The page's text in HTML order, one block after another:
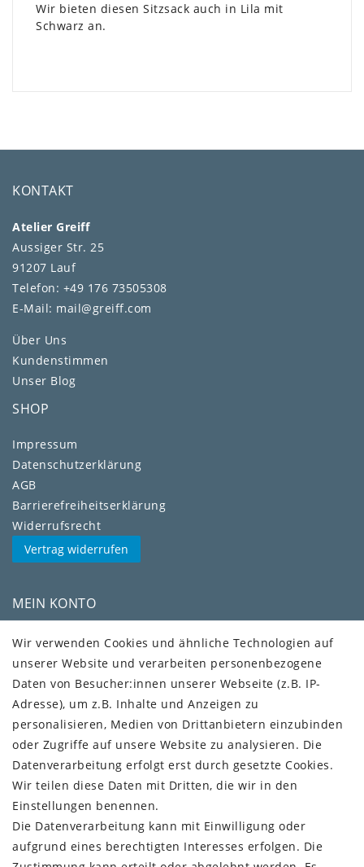
Wir bieten diesen Sitzsack auch in Lila mit
Schwarz an.
KONTAKT
Atelier Greiff
Aussiger Str. 25
91207 Lauf
Telefon: +49 176 73505308
E-Mail: mail@greiff.com
Über Uns
Kundenstimmen
Unser Blog
SHOP
Impressum
Daten­schutz­erklärung
AGB
Barrierefreiheitserklärung
Widerrufs­recht
Vertrag widerrufen
MEIN KONTO
Kundenkonto
VERSAND + SERVICE
Versandinformationen
Rückgabeinformationen
Zahlungsinformationen
Vorkasse (3% Rabatt)
Paypal
Wir verwenden Cookies und ähnliche Technologien auf
unserer Website und verarbeiten personenbezogene
Daten von Besucher:innen unserer Webseite (z.B. IP-
Adresse), um z.B. Inhalte und Anzeigen zu
personalisieren, Medien von Drittanbietern einzubinden
oder Zugriffe auf unsere Website zu analysieren. Die
Datenverarbeitung erfolgt erst durch gesetzte Cookies.
Wir teilen diese Daten mit Dritten, die wir in den
Einstellungen benennen.
Die Datenverarbeitung kann mit Einwilligung oder
aufgrund eines berechtigten Interesses erfolgen. Die